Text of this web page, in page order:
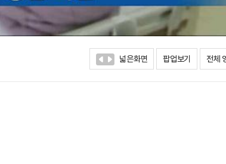
넓은화면 팝업보기 전체